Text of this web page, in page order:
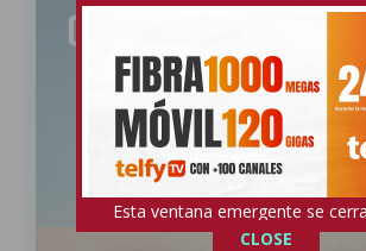
Esta ventana emergente se
CLOSE